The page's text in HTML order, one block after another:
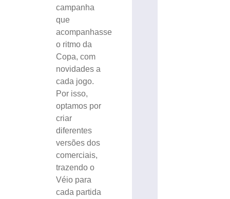
campanha
que
acompanhasse
o ritmo da
Copa, com
novidades a
cada jogo.
Por isso,
optamos por
criar
diferentes
versões dos
comerciais,
trazendo o
Véio para
cada partida